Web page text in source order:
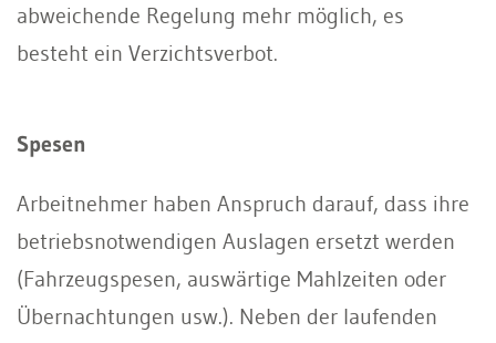
abweichende Regelung mehr möglich, es
besteht ein Verzichtsverbot.
Spesen
Arbeitnehmer haben Anspruch darauf, dass ihre
betriebsnotwendigen Auslagen ersetzt werden
(Fahrzeugspesen, auswärtige Mahlzeiten oder
Übernachtungen usw.). Neben der laufenden